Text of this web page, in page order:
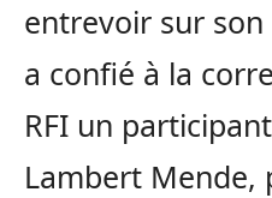
entrevoir sur
a confié à la
RFI un
Lambert Mende,